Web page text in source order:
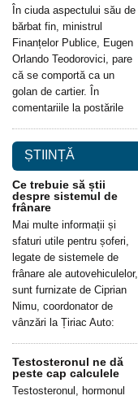
În ciuda aspectului său de
bărbat fin, ministrul
Finanțelor Publice, Eugen
Orlando Teodorovici, pare
că se comportă ca un
golan de cartier. În
comentariile la postările
ȘTIINȚĂ
Ce trebuie să știi
despre sistemul de
frânare
Mai multe informații și
sfaturi utile pentru șoferi,
legate de sistemele de
frânare ale autovehiculelor,
sunt furnizate de Ciprian
Nimu, coordonator de
vânzări la Țiriac Auto:
Testosteronul ne dă
peste cap calculele
Testosteronul, hormonul